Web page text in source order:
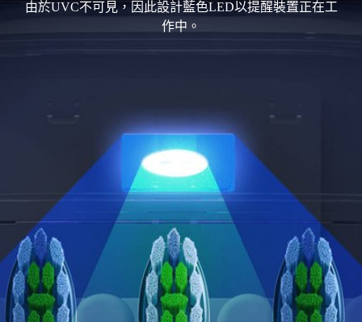
由於UVC不可見，因此設計藍色LED以提醒裝置正在工
作中。